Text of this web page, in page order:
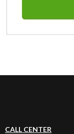
CALL CENTER